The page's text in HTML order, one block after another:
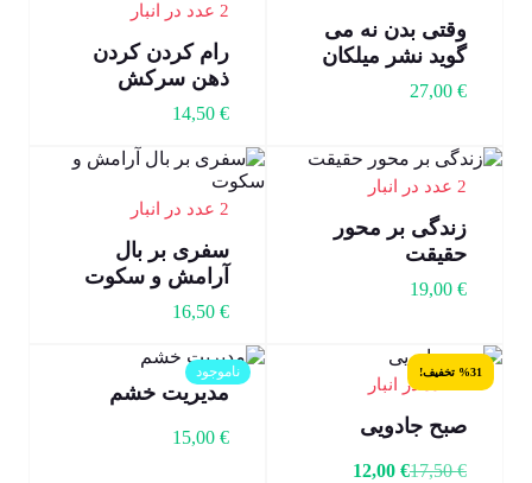
وقتی بدن نه می
گوید نشر میلکان
27,00 €
2 عدد در انبار
رام کردن کردن
ذهن سرکش
14,50€
2 عدد در انبار
زندگی بر محور
حقیقت
19,00 €
2 عدد در انبار
سفری بر بال
آرامش و سکوت
16,50€
%31 تخفیف!
صبح جادویی
17,50€
12,00 €
ناموجود
مدیریت خشم
15,00€